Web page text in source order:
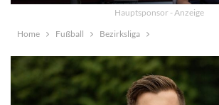
Hauptsponsor - Anzeige
Home
Fußball Bezirksliga